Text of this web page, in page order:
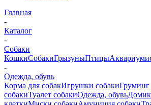
Главная
-
Каталог
-
Собаки
КошкиСобакиГрызуныПтицы
-
Одежда, обувь
Корма для собакИгрушки собакиГруминг
собакиТуалет собакиОдежда, обувь